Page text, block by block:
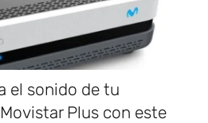
el sonido de tu
Plus con este